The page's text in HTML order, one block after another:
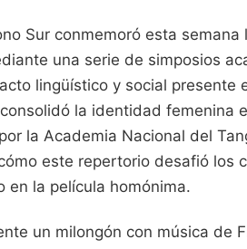
Sur conmemoró esta
una serie de simposios
lingüístico y social presente
la identidad femenina
la Academia Nacional del
este repertorio desafió los
en la película homónima.
un milongón con música de